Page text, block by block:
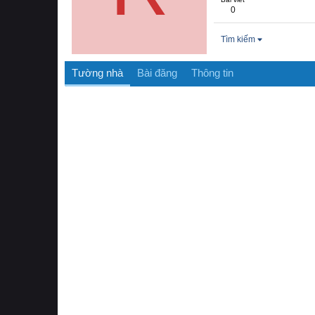
0
Tìm kiếm
Tường nhà Bài đăng Thông tin